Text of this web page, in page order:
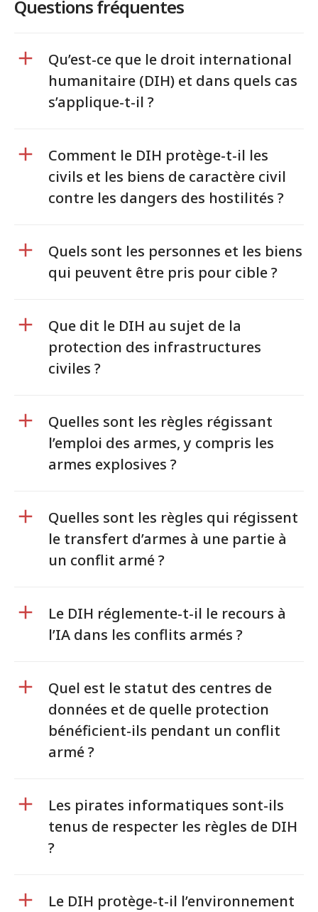
Questions fréquentes
Qu’est-ce que le droit international
humanitaire (DIH) et dans quels cas
s’applique-t-il ?
Comment le DIH protège-t-il les
civils et les biens de caractère civil
contre les dangers des hostilités ?
Quels sont les personnes et les biens
qui peuvent être pris pour cible ?
Que dit le DIH au sujet de la
protection des infrastructures
civiles ?
Quelles sont les règles régissant
l’emploi des armes, y compris les
armes explosives ?
Quelles sont les règles qui régissent
le transfert d’armes à une partie à
un conflit armé ?
Le DIH réglemente-t-il le recours à
l’IA dans les conflits armés ?
Quel est le statut des centres de
données et de quelle protection
bénéficient-ils pendant un conflit
armé ?
Les pirates informatiques sont-ils
tenus de respecter les règles de DIH
?
Le DIH protège-t-il l’environnement